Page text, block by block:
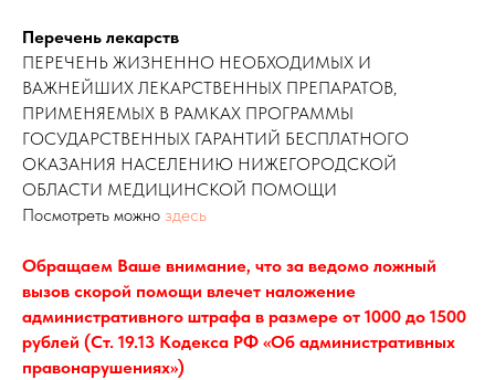
Перечень лекарств
ПЕРЕЧЕНЬ ЖИЗНЕННО НЕОБХОДИМЫХ И
ВАЖНЕЙШИХ ЛЕКАРСТВЕННЫХ ПРЕПАРАТОВ,
ПРИМЕНЯЕМЫХ В РАМКАХ ПРОГРАММЫ
ГОСУДАРСТВЕННЫХ ГАРАНТИЙ БЕСПЛАТНОГО
ОКАЗАНИЯ НАСЕЛЕНИЮ НИЖЕГОРОДСКОЙ
ОБЛАСТИ МЕДИЦИНСКОЙ ПОМОЩИ
Посмотреть можно здесь
Обращаем Ваше внимание, что за ведомо ложный
вызов скорой помощи влечет наложение
административного штрафа в размере от 1000 до 1500
рублей (Ст. 19.13 Кодекса РФ «Об административных
правонарушениях»)